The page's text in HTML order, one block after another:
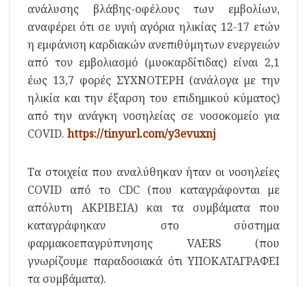
ανάλυσης βλάβης-οφέλους των εμβολίων,
αναφέρει ότι σε υγιή αγόρια ηλικίας 12-17 ετών
η εμφάνιση καρδιακών ανεπιθύμητων ενεργειών
από τον εμβολιασμό (μυοκαρδίτιδας) είναι 2,1
έως 13,7 φορές ΣΥΧΝΟΤΕΡΗ (ανάλογα με την
ηλικία και την έξαρση του επιδημικού κύματος)
από την ανάγκη νοσηλείας σε νοσοκομείο για
COVID. https://tinyurl.com/y3evuxnj
Τα στοιχεία που αναλύθηκαν ήταν οι νοσηλείες
COVID από το CDC (που καταγράφονται με
απόλυτη ΑΚΡΙΒΕΙΑ) και τα συμβάματα που
καταγράφηκαν στο σύστημα
φαρμακοεπαγρύπνησης VAERS (που
γνωρίζουμε παραδοσιακά ότι ΥΠΟΚΑΤΑΓΡΑΦΕΙ
τα συμβάματα).